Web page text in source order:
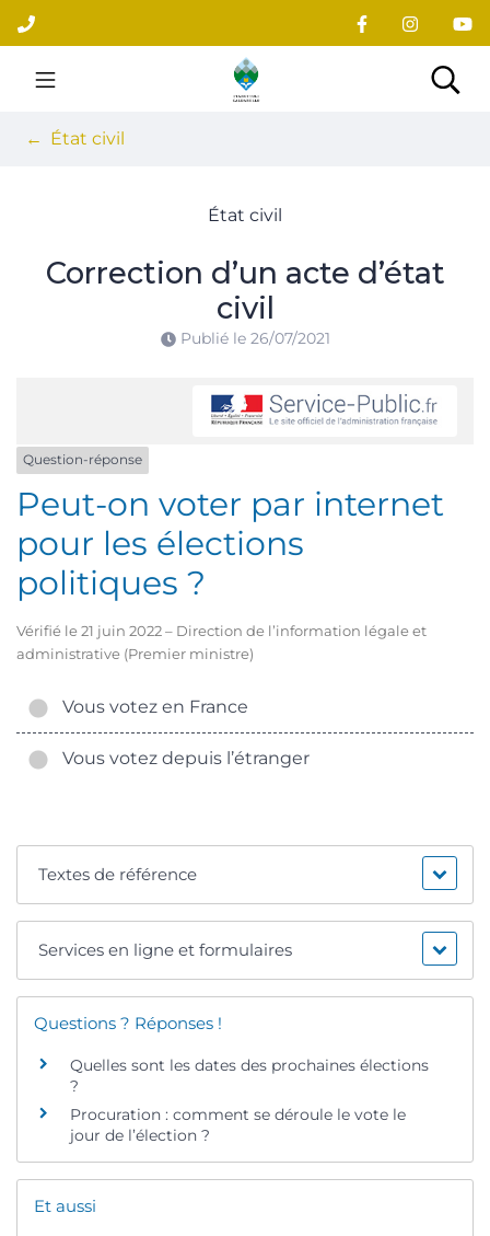
Aller
au
contenu
Site officiel du village
État civil
État civil
Correction d’un acte d’état
civil
Publié le 26/07/2021
Question-réponse
Peut-on voter par internet
pour les élections
politiques ?
Vérifié le 21 juin 2022 – Direction de l’information légale et
administrative (Premier ministre)
Vous votez en France
Vous votez depuis l’étranger
Textes de référence
Services en ligne et formulaires
Questions ? Réponses !
Quelles sont les dates des prochaines élections
?
Procuration : comment se déroule le vote le
jour de l’élection ?
Et aussi